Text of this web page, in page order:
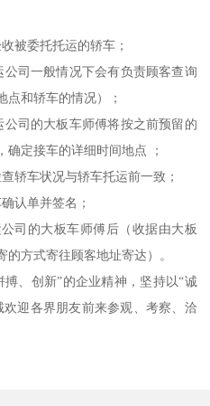
被委托托运的轿车；
司一般情况下会有负责顾客查询
点和轿车的情况）；
司的大板车师傅将按之前预留的
定接车的详细时间地点 ；
轿车状况与轿车托运前一致；
认单并签名；
司的大板车师傅后（收据由大板
方式寄往顾客地址寄达）。
、创新”的企业精神，坚持以“诚
迎各界朋友前来参观、考察、洽